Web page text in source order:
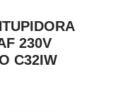
230V
C32IW